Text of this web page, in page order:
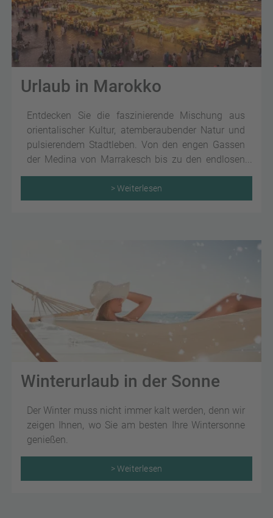
Urlaub in Marokko
Entdecken Sie die faszinierende Mischung aus
orientalischer Kultur, atemberaubender Natur und
pulsierendem Stadtleben. Von den engen Gassen
der Medina von Marrakesch bis zu den endlosen
Sanddünen der Sahara ist das afrikanische Land
das perfekte Urlaubsziel, um unvergessliche
Erinnerungen zu sammeln.
> Weiterlesen
Winterurlaub in der Sonne
Der Winter muss nicht immer kalt werden, denn wir
zeigen Ihnen, wo Sie am besten Ihre Wintersonne
genießen.
> Weiterlesen